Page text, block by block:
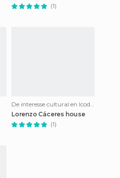
(1)
De interesse cultural en Icod de los Vinos
Lorenzo Cáceres house
(1)